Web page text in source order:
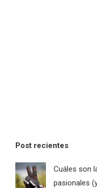
Post recientes
Cuáles son
pasionales